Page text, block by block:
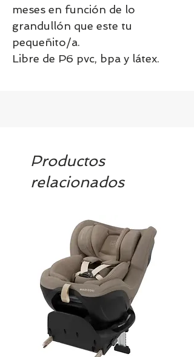
meses en función de lo
grandullón que este tu
pequeñito/a.
Libre de P6 pvc, bpa y látex.
Productos
relacionados